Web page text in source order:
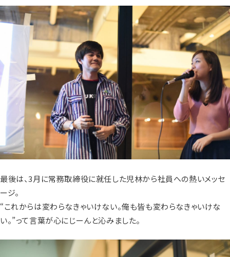
最後は、3月に常務取締役に就任した児林から社員への熱いメッセ
ージ。
“これからは変わらなきゃいけない。俺も皆も変わらなきゃいけな
い。”って言葉が心にじーんと沁みました。